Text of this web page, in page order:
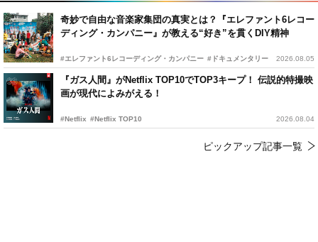
奇妙で自由な音楽家集団の真実とは？『エレファント6レコー
ディング・カンパニー』が教える“好き”を貫くDIY精神
#エレファント6レコーディング・カンパニー #ドキュメンタリー 2026.08.05
『ガス人間』がNetflix TOP10でTOP3キープ！ 伝説的特撮映
画が現代によみがえる！
#Netflix #Netflix TOP10 2026.08.04
ピックアップ記事一覧